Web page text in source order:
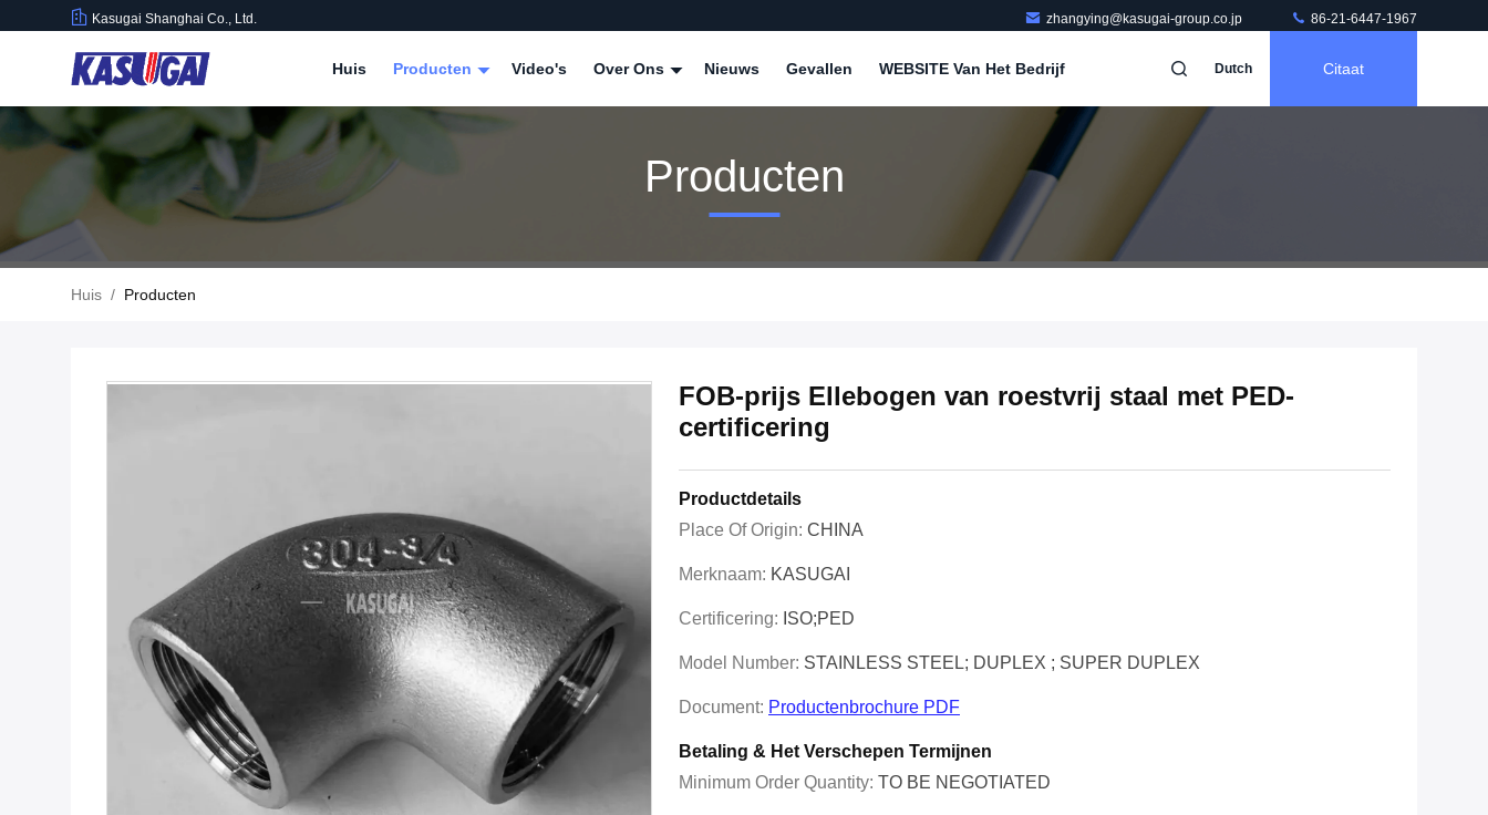
Kasugai Shanghai Co., Ltd. zhangying@kasugai-group.co.jp 86-21-6447-1967
Huis Producten Video's Over Ons Nieuws Gevallen WEBSITE Van Het Bedrijf Dutch Citaat
Producten
Huis / Producten
FOB-prijs Ellebogen van roestvrij staal met PED-
certificering
Productdetails
Place Of Origin: CHINA
Merknaam: KASUGAI
Certificering: ISO;PED
Model Number: STAINLESS STEEL; DUPLEX ; SUPER DUPLEX
Document: Productenbrochure PDF
Betaling & Het Verschepen Termijnen
Minimum Order Quantity: TO BE NEGOTIATED